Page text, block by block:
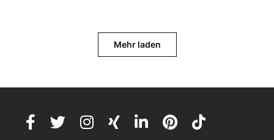
Mehr laden